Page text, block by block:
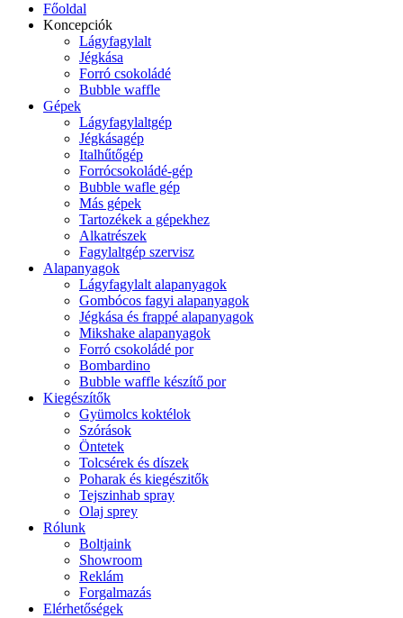
Főoldal
Koncepciók
Lágyfagylalt
Jégkása
Forró csokoládé
Bubble waffle
Gépek
Lágyfagylaltgép
Jégkásagép
Italhűtőgép
Forrócsokoládé-gép
Bubble wafle gép
Más gépek
Tartozékek a gépekhez
Alkatrészek
Fagylaltgép szervisz
Alapanyagok
Lágyfagylalt alapanyagok
Gombócos fagyi alapanyagok
Jégkása és frappé alapanyagok
Mikshake alapanyagok
Forró csokoládé por
Bombardino
Bubble waffle készítő por
Kiegészítők
Gyümolcs koktélok
Szórások
Öntetek
Tolcsérek és díszek
Poharak és kiegészitők
Tejszinhab spray
Olaj sprey
Rólunk
Boltjaink
Showroom
Reklám
Forgalmazás
Elérhetőségek